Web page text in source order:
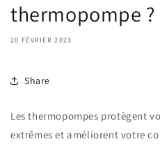
thermopompe ?
20 FÉVRIER 2023
Share
Les thermopompes protègent
extrêmes et améliorent votre